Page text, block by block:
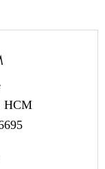
HCM